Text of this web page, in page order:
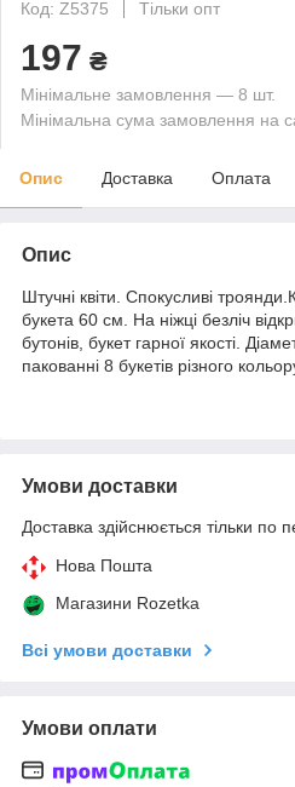
Код: Z5375
Тільки опт
197 ₴
Мінімальне замовлення — 8 шт.
Мінімальна сума замовлення на
Опис Доставка Оплата
Опис
Штучні квіти. Спокусливі
букета 60 см. На ніжці безліч
бутонів, букет гарної якості.
пакованні 8 букетів різного
Умови доставки
Доставка здійснюється тільки по
Нова Пошта
Магазини Rozetka
Всі умови доставки
Умови оплати